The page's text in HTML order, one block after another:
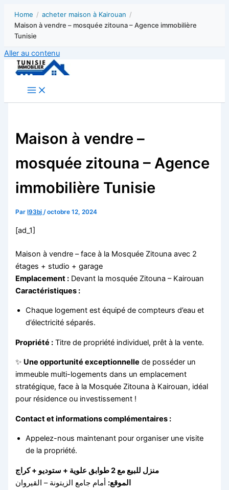
Home / acheter maison à Kairouan /
Maison à vendre – mosquée zitouna – Agence immobilière
Tunisie
Aller au contenu
Maison à vendre –
mosquée zitouna – Agence
immobilière Tunisie
Par l93bj/octobre 12, 2024
[ad_1]
Maison à vendre – face à la Mosquée Zitouna avec 2
étages + studio + garage
Emplacement : Devant la mosquée Zitouna – Kairouan
Caractéristiques :
Chaque logement est équipé de compteurs d’eau et
d’électricité séparés.
Propriété : Titre de propriété individuel, prêt à la vente.
✨ Une opportunité exceptionnelle de posséder un
immeuble multi-logements dans un emplacement
stratégique, face à la Mosquée Zitouna à Kairouan, idéal
pour résidence ou investissement !
Contact et informations complémentaires :
Appelez-nous maintenant pour organiser une visite
de la propriété.
منزل للبيع مع 2 طوابق علوية + ستوديو + كراج
الموقع: أمام جامع الزيتونة – القيروان